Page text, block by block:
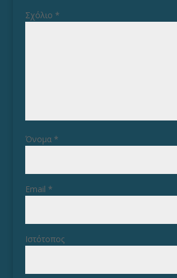
Σχόλιο *
Όνομα *
Email *
Ιστότοπος